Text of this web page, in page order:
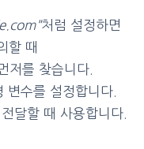
처럼 설정하면
할 때
저를 찾습니다.
수를 설정합니다.
달할 때 사용합니다.